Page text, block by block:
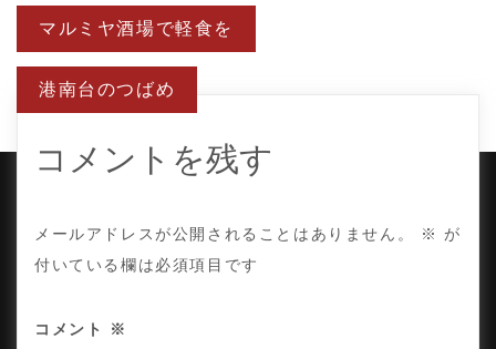
投
稿
ナ
ビ
ゲ
ー
ョ
ン
マルミヤ酒場で軽食を
港南台のつばめ
コメントを残す
メールアドレスが公開されることはありません。 ※
が
付いている欄は必須項目です
コメント ※
PROUDLY POWERED BY WORDPRESS